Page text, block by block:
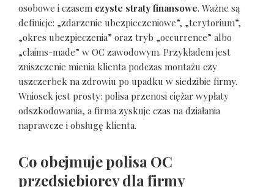
osobowe i czasem czyste straty finansowe. Ważne są
definicje: „zdarzenie ubezpieczeniowe”, „terytorium”,
„okres ubezpieczenia” oraz tryb „occurrence” albo
„claims-made” w OC zawodowym. Przykładem jest
zniszczenie mienia klienta podczas montażu czy
uszczerbek na zdrowiu po upadku w siedzibie firmy.
Wniosek jest prosty: polisa przenosi ciężar wypłaty
odszkodowania, a firma zyskuje czas na działania
naprawcze i obsługę klienta.
Co obejmuje polisa OC
przedsiębiorcy dla firmy